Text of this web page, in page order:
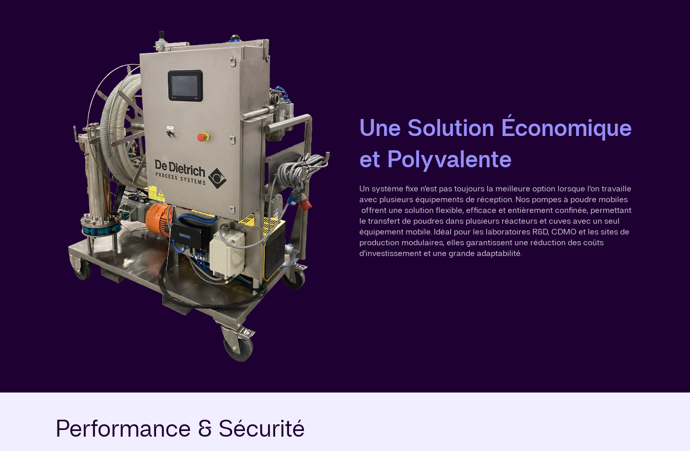
Une Solution Économique
et Polyvalente
Un système fixe n’est pas toujours la meilleure option lorsque l’on travaille
avec plusieurs équipements de réception. Nos pompes à poudre mobiles
offrent une solution flexible, efficace et entièrement confinée, permettant
le transfert de poudres dans plusieurs réacteurs et cuves avec un seul
équipement mobile. Idéal pour les laboratoires R&D, CDMO et les sites de
production modulaires, elles garantissent une réduction des coûts
d’investissement et une grande adaptabilité.
Performance & Sécurité